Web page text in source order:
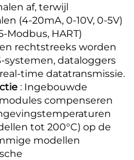
af, terwijl
(4-20mA, 0-10V, 0-5V)
Modbus, HART)
rechtstreeks worden
systemen, dataloggers
time datatransmissie.
: Ingebouwde
compenseren
tot 200°C) op de
modellen